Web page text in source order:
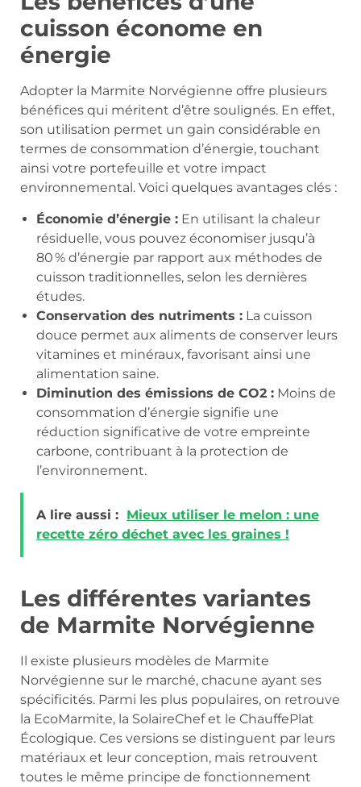
cuisson économe en
énergie
Adopter la Marmite Norvégienne offre plusieurs
bénéfices qui méritent d’être soulignés. En effet,
son utilisation permet un gain considérable en
termes de consommation d’énergie, touchant
ainsi votre portefeuille et votre impact
environnemental. Voici quelques avantages clés :
Économie d’énergie : En utilisant la chaleur
résiduelle, vous pouvez économiser jusqu’à
80 % d’énergie par rapport aux méthodes de
cuisson traditionnelles, selon les dernières
études.
Conservation des nutriments : La cuisson
douce permet aux aliments de conserver leurs
vitamines et minéraux, favorisant ainsi une
alimentation saine.
Diminution des émissions de CO2 : Moins de
consommation d’énergie signifie une
réduction significative de votre empreinte
carbone, contribuant à la protection de
l’environnement.
A lire aussi : Mieux utiliser le melon : une
recette zéro déchet avec les graines !
Les différentes variantes
de Marmite Norvégienne
Il existe plusieurs modèles de Marmite
Norvégienne sur le marché, chacune ayant ses
spécificités. Parmi les plus populaires, on retrouve
la EcoMarmite, la SolaireChef et le ChauffePlat
Écologique. Ces versions se distinguent par leurs
matériaux et leur conception, mais retrouvent
toutes le même principe de fonctionnement